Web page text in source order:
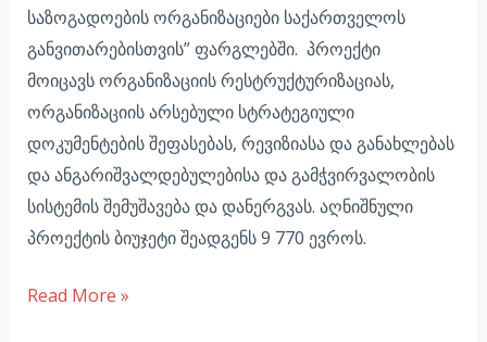
საზოგადოების ორგანიზაციები საქართველოს
განვითარებისთვის” ფარგლებში. პროექტი
მოიცავს ორგანიზაციის რესტრუქტურიზაციას,
ორგანიზაციის არსებული სტრატეგიული
დოკუმენტების შეფასებას, რევიზიასა და განახლებას
და ანგარიშვალდებულებისა და გამჭვირვალობის
სისტემის შემუშავება და დანერგვას. აღნიშნული
პროექტის ბიუჯეტი შეადგენს 9 770 ევროს.
Read More »